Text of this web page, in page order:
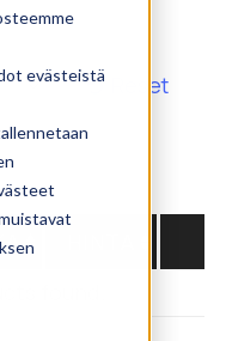
evästeistä
Reset
found.